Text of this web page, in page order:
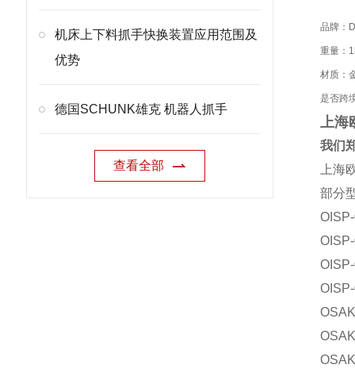
机床上下料抓手快换装置应用范围及
优势
德国SCHUNK雄克 机器人抓手
查看全部
品牌：
重量：
材质：
是否跨
上海
我们
上海
部分